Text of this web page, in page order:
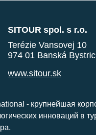
SITOUR spol. s r.o.
Terézie Vansovej 10
974 01 Banská
www.sitour.sk
- крупнейшая
инноваций в